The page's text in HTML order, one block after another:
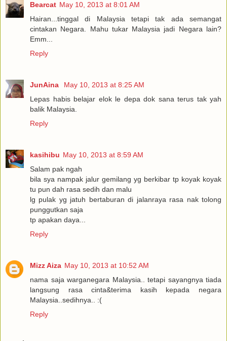
Bearcat May 10, 2013 at 8:01 AM
Hairan...tinggal di Malaysia tetapi tak ada semangat
cintakan Negara. Mahu tukar Malaysia jadi Negara lain?
Emm...
Reply
JunAina
May 10, 2013 at 8:25 AM
Lepas habis belajar elok le depa dok sana terus tak yah
balik Malaysia.
Reply
kasihibu May 10, 2013 at 8:59 AM
Salam pak ngah
bila sya nampak jalur gemilang yg berkibar tp koyak koyak
tu pun dah rasa sedih dan malu
lg pulak yg jatuh bertaburan di jalanraya rasa nak tolong
punggutkan saja
tp apakan daya...
Reply
Mizz Aiza May 10, 2013 at 10:52 AM
nama saja warganegara Malaysia.. tetapi sayangnya tiada
langsung rasa cinta&terima kasih kepada negara
Malaysia..sedihnya.. :(
Reply